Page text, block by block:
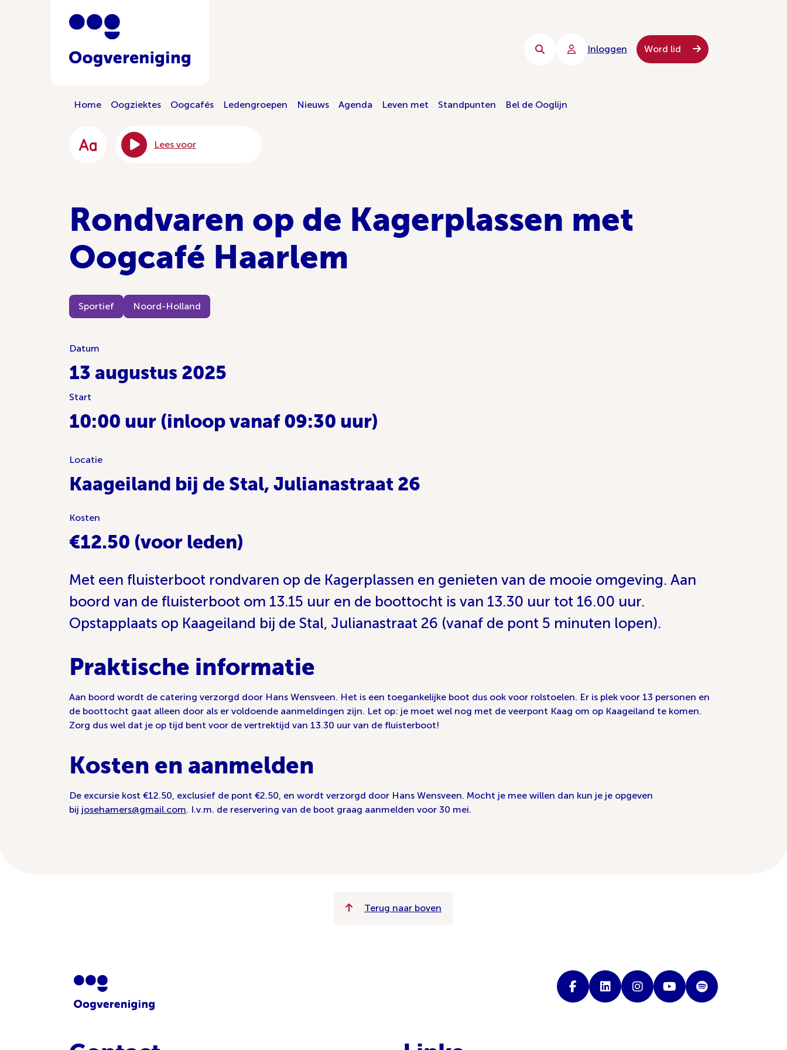
Inloggen Word lid
Home Oogziektes Oogcafés Ledengroepen Nieuws Agenda Leven met Standpunten Bel de Ooglijn
Lees voor
Rondvaren op de Kagerplassen met
Oogcafé Haarlem
Sportief Noord-Holland
Datum
13 augustus 2025
Start
10:00 uur (inloop vanaf 09:30 uur)
Locatie
Kaageiland bij de Stal, Julianastraat 26
Kosten
€12.50 (voor leden)
Met een fluisterboot rondvaren op de Kagerplassen en genieten van de mooie omgeving. Aan
boord van de fluisterboot om 13.15 uur en de boottocht is van 13.30 uur tot 16.00 uur.
Opstapplaats op Kaageiland bij de Stal, Julianastraat 26 (vanaf de pont 5 minuten lopen).
Praktische informatie
Aan boord wordt de catering verzorgd door Hans Wensveen. Het is een toegankelijke boot dus ook voor rolstoelen. Er is plek voor 13 personen en
de boottocht gaat alleen door als er voldoende aanmeldingen zijn. Let op: je moet wel nog met de veerpont Kaag om op Kaageiland te komen.
Zorg dus wel dat je op tijd bent voor de vertrektijd van 13.30 uur van de fluisterboot!
Kosten en aanmelden
De excursie kost €12.50, exclusief de pont €2.50, en wordt verzorgd door Hans Wensveen. Mocht je mee willen dan kun je je opgeven
bij josehamers@gmail.com. I.v.m. de reservering van de boot graag aanmelden voor 30 mei.
Terug naar boven